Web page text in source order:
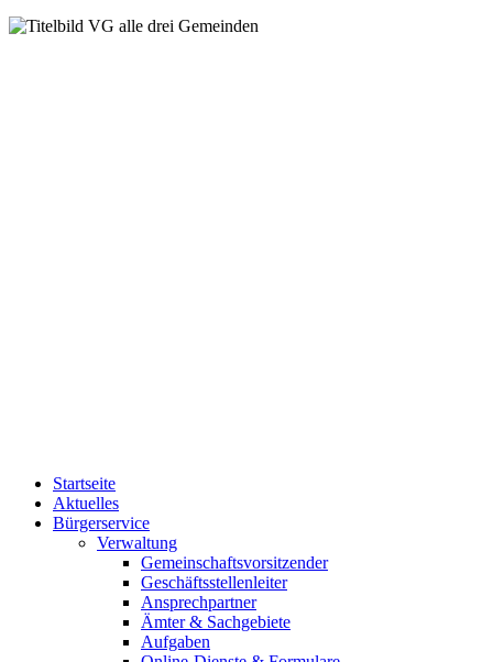
Startseite
Aktuelles
Bürgerservice
Verwaltung
Gemeinschaftsvorsitzender
Geschäftsstellenleiter
Ansprechpartner
Ämter & Sachgebiete
Aufgaben